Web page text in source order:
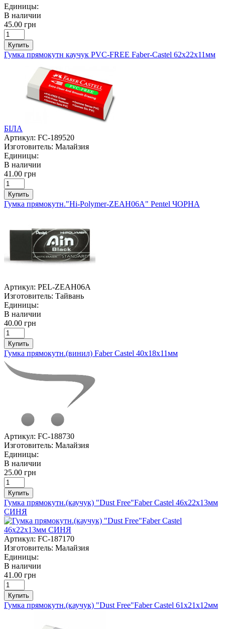
Единицы:
В наличии
45.00 грн
Купить
Гумка прямокутн каучук PVC-FREE Faber-Castel 62х22х11мм
БІЛА
Артикул: FC-189520
Изготовитель: Малайзия
Единицы:
В наличии
41.00 грн
Купить
Гумка прямокутн."Hi-Polymer-ZEAH06A" Pentel ЧОРНА
Артикул: PEL-ZEAH06A
Изготовитель: Тайвань
Единицы:
В наличии
40.00 грн
Купить
Гумка прямокутн.(винил) Faber Castel 40х18х11мм
Артикул: FC-188730
Изготовитель: Малайзия
Единицы:
В наличии
25.00 грн
Купить
Гумка прямокутн.(каучук) "Dust Free"Faber Castel 46х22х13мм
СИНЯ
Артикул: FC-187170
Изготовитель: Малайзия
Единицы:
В наличии
41.00 грн
Купить
Гумка прямокутн.(каучук) "Dust Free"Faber Castel 61х21х12мм